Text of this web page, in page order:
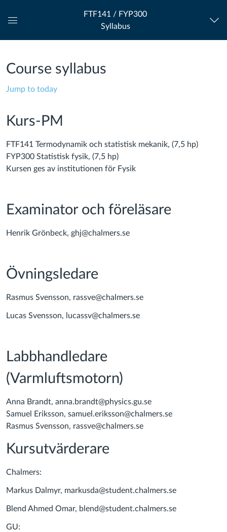
Navigation
FTF141 / FYP300
Syllabus
Course syllabus
Jump to today
Kurs-PM
FTF141 Termodynamik och statistisk mekanik, (7,5 hp)
FYP300 Statistisk fysik, (7,5 hp)
Kursen ges av institutionen för Fysik
Examinator och föreläsare
Henrik Grönbeck, ghj@chalmers.se
Övningsledare
Rasmus Svensson, rassve@chalmers.se
Lucas Svensson, lucassv@chalmers.se
Labbhandledare
(Varmluftsmotorn)
Anna Brandt, anna.brandt@physics.gu.se
Samuel Eriksson, samuel.eriksson@chalmers.se
Rasmus Svensson, rassve@chalmers.se
Kursutvärderare
Chalmers:
Markus Dalmyr, markusda@student.chalmers.se
Blend Ahmed Omar, blend@student.chalmers.se
GU: